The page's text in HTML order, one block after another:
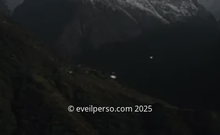
© eveilperso.com 2025